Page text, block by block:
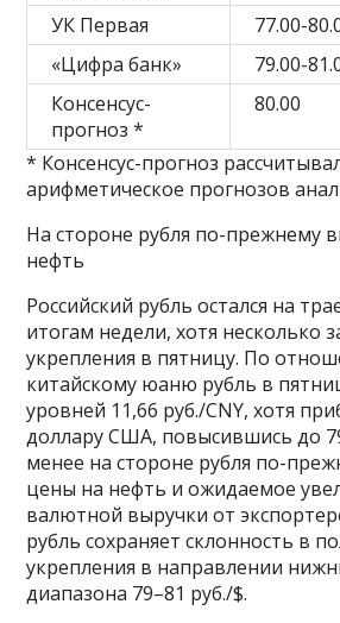
УК Первая
77.00-
«Цифра банк»
79.00-
Консенсус-
прогноз *
80.00
* Консенсус-прогноз
арифметическое прогнозов
На стороне рубля по-прежнему
нефть
Российский рубль остался на
итогам недели, хотя несколько
укрепления в пятницу. По
китайскому юаню рубль в
уровней 11,66 руб./CNY, хотя
доллару США, повысившись до
менее на стороне рубля по-
цены на нефть и ожидаемое
валютной выручки от
рубль сохраняет склонность в
укрепления в направлении
диапазона 79–81 руб./$.